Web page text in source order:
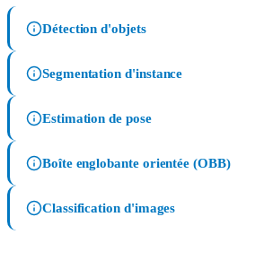
Détection d'objets
Segmentation d'instance
Estimation de pose
Boîte englobante orientée (OBB)
Classification d'images